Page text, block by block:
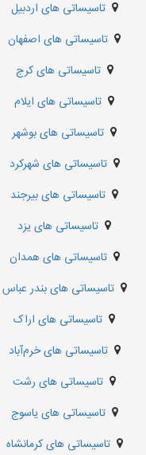
تاسیساتی های اردبیل
تاسیساتی های اصفهان
تاسیساتی های کرج
تاسیساتی های ایلام
تاسیساتی های بوشهر
تاسیساتی های شهرکرد
تاسیساتی های بیرجند
تاسیساتی های یزد
تاسیساتی های همدان
تاسیساتی های بندر عباس
تاسیساتی های اراک
تاسیساتی های خرم‌آباد
تاسیساتی های رشت
تاسیساتی های یاسوج
تاسیساتی های کرمانشاه